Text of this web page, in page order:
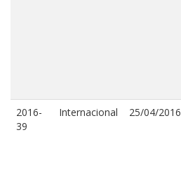
2016-
39
Internacional 25/04/2016